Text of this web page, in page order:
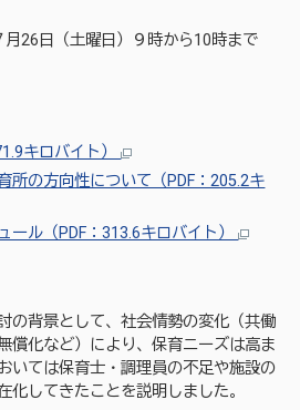
月26日（土曜日）９時から10時まで
キロバイト）
所の方向性について（PDF：205.2キ
ール（PDF：313.6キロバイト）
の背景として、社会情勢の変化（共働
償化など）により、保育ニーズは高ま
いては保育士・調理員の不足や施設の
化してきたことを説明しました。